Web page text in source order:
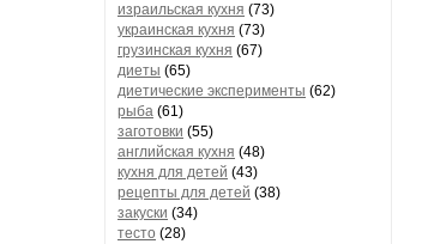
израильская кухня (73)
украинская кухня (73)
грузинская кухня (67)
диеты (65)
диетические эксперименты (62)
рыба (61)
заготовки (55)
английская кухня (48)
кухня для детей (43)
рецепты для детей (38)
закуски (34)
тесто (28)